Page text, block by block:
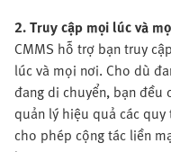
2. Truy cập mọi lúc và
CMMS hỗ trợ bạn truy
lúc và mọi nơi. Cho dù
đang di chuyển, bạn
quản lý hiệu quả các
cho phép cộng tác liền